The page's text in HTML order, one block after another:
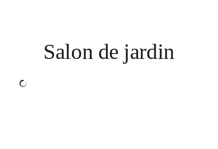
Salon de jardin